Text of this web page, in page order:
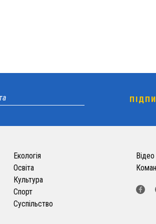
Екологія
Освіта
Культура
Спорт
Суспільство
Відео